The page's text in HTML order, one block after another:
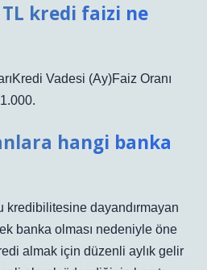
kredi faizi ne
Vadesi (Ay)Faiz Oranı
hangi banka
kredibilitesine dayandırmayan
banka olması nedeniyle öne
almak için düzenli aylık gelir